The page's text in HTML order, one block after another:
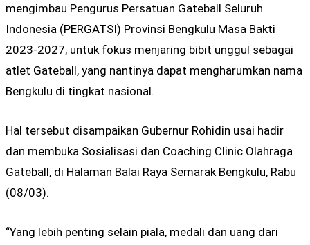
mengimbau Pengurus Persatuan Gateball Seluruh
Indonesia (PERGATSI) Provinsi Bengkulu Masa Bakti
2023-2027, untuk fokus menjaring bibit unggul sebagai
atlet Gateball, yang nantinya dapat mengharumkan nama
Bengkulu di tingkat nasional.
Hal tersebut disampaikan Gubernur Rohidin usai hadir
dan membuka Sosialisasi dan Coaching Clinic Olahraga
Gateball, di Halaman Balai Raya Semarak Bengkulu, Rabu
(08/03).
“Yang lebih penting selain piala, medali dan uang dari